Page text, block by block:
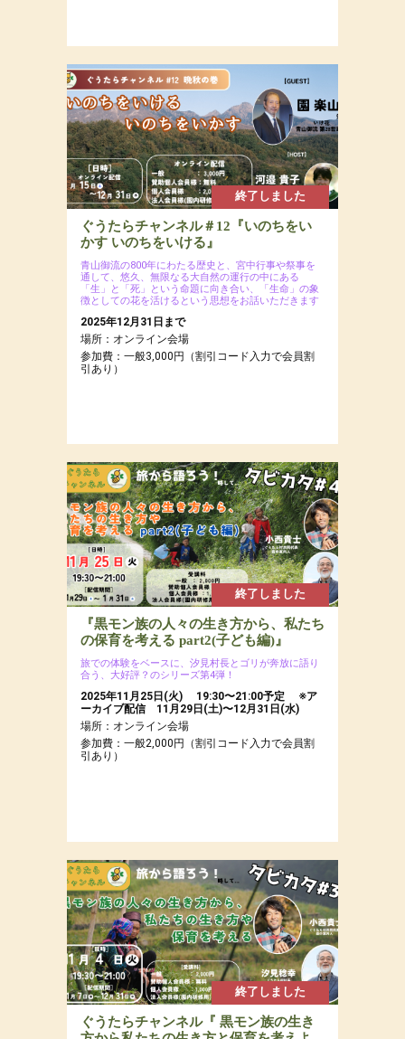
終了しました
ぐうたらチャンネル＃12『いのちをい
かす いのちをいける』
青山御流の800年にわたる歴史と、宮中行事や祭事を
通して、悠久、無限なる大自然の運行の中にある
「生」と「死」という命題に向き合い、「生命」の象
徴としての花を活けるという思想をお話いただきます
2025年12月31日まで
場所：オンライン会場
参加費：一般3,000円（割引コード入力で会員割
引あり）
終了しました
『黒モン族の人々の生き方から、私たち
の保育を考える part2(子ども編)』
旅での体験をベースに、汐見村長とゴリが奔放に語り
合う、大好評？のシリーズ第4弾！
2025年11月25日(火) 19:30〜21:00予定 ※ア
ーカイブ配信 11月29日(土)〜12月31日(水)
場所：オンライン会場
参加費：一般2,000円（割引コード入力で会員割
引あり）
終了しました
ぐうたらチャンネル『 黒モン族の生き